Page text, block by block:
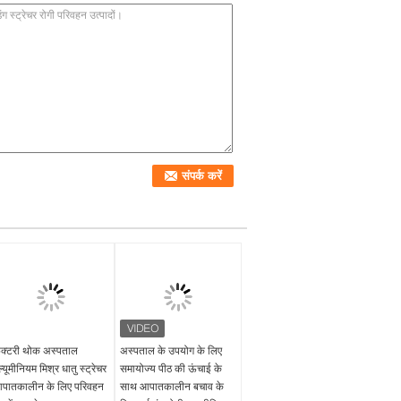
थोक अस्पताल
मिश्र धातु स्ट्रेचर
के लिए परिवहन
अस्पताल के उपयोग के लिए
समायोज्य पीठ की ऊंचाई के
साथ आपातकालीन बचाव के